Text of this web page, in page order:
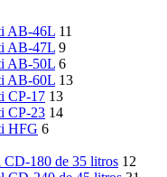
AB-46L 11
AB-47L 9
AB-50L 6
AB-60L 13
CP-17 13
CP-23 14
HFG 6
CD-180 de 35 litros 12